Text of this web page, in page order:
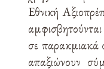
Εθνική
σε παρακμιακά
απαξιώνουν